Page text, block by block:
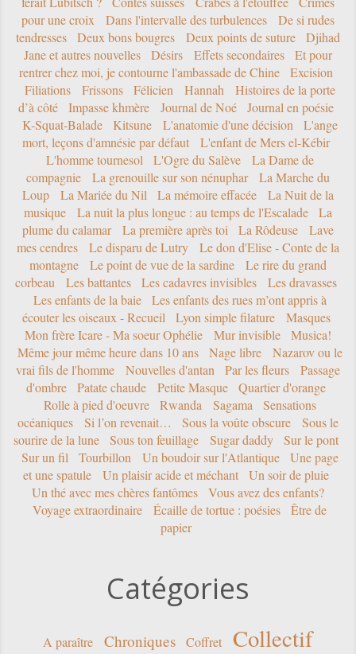
pour une croix
Dans l'intervalle des turbulences
De si rudes
tendresses
Deux bons bougres Deux points de suture
Djihad
Jane et autres nouvelles
Désirs Effets secondaires
Et pour
rentrer chez moi, je contourne l'ambassade de Chine
Excision
Filiations
Frissons Félicien Hannah
Histoires de la porte
d’à côté
Impasse khmère Journal de Noé
Journal en poésie
K-Squat-Balade
Kitsune L'anatomie d'une décision
L'ange
mort, leçons d'amnésie par défaut
L'enfant de Mers el-Kébir
L'homme tournesol
L'Ogre du Salève
La Dame de
compagnie
La grenouille sur son nénuphar
La Marche du
Loup
La Mariée du Nil La mémoire effacée
La Nuit de la
musique
La nuit la plus longue : au temps de l'Escalade
La
plume du calamar
La première après toi La Rôdeuse
Lave
mes cendres
Le disparu de Lutry
Le don d'Elise - Conte de la
montagne
Le point de vue de la sardine
Le rire du grand
corbeau
Les battantes Les cadavres invisibles
Les dravasses
Les enfants de la baie
Les enfants des rues m’ont appris à
écouter les oiseaux - Recueil
Lyon simple filature
Masques
Mon frère Icare - Ma soeur Ophélie
Mur invisible
Musica!
Même jour même heure dans 10 ans
Nage libre
Nazarov ou le
vrai fils de l'homme
Nouvelles d'antan Par les fleurs
Passage
d'ombre
Patate chaude Petite Masque
Quartier d'orange
Rolle à pied d'oeuvre
Rwanda Sagama
Sensations
océaniques
Si l’on revenait… Sous la voûte obscure
Sous le
sourire de la lune
Sous ton feuillage Sugar daddy
Sur le pont
Sur un fil
Tourbillon Un boudoir sur l'Atlantique
Une page
et une spatule
Un plaisir acide et méchant
Un soir de pluie
Un thé avec mes chères fantômes
Vous avez des enfants?
Voyage extraordinaire
Écaille de tortue : poésies
Être de
papier
Catégories
A paraître Chroniques Coffret
Collectif